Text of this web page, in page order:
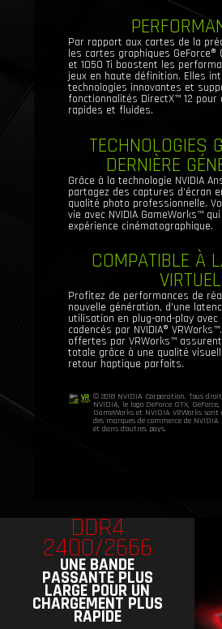
Par rapport aux cartes de la
les cartes graphiques GeForce®
et 1050 Ti boostent les
jeux en haute définition. Elles
technologies innovantes et
fonctionnalités DirectX™ 12
rapides et fluides.
TECHNOLOGIES
DERNIÈRE
Grâce à la technologie NVIDIA
partagez des captures d’écran
qualité photo professionnelle.
vie avec NVIDIA GameWorks™
expérience cinématographique.
COMPATIBLE À
Profitez de performances de
nouvelle génération, d'une
utilisation en plug-and-play avec
cadencés par NVIDIA®
offertes par VRWorks™
totale grâce à une qualité
retour haptique parfaits.
© 2018 NVIDIA Corporation. Tous
NVIDIA, le logo GeForce GTX,
GameWorks et NVIDIA VRWorks sont
des marques de commerce de
et dans d'autres pays.
DDR4
2400/2666
UNE BANDE
PASSANTE PLUS
LARGE POUR UN
CHARGEMENT PLUS
RAPIDE